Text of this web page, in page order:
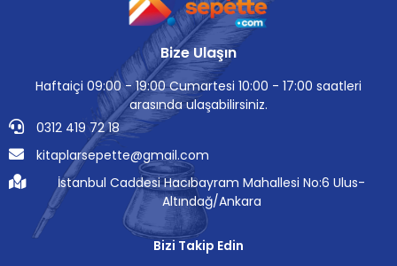
Bize Ulaşın
Haftaiçi 09:00 - 19:00 Cumartesi 10:00 - 17:00 saatleri
arasında ulaşabilirsiniz.
0312 419 72 18
kitaplarsepette@gmail.com
İstanbul Caddesi Hacıbayram Mahallesi No:6 Ulus-
Altındağ/Ankara
Bizi Takip Edin